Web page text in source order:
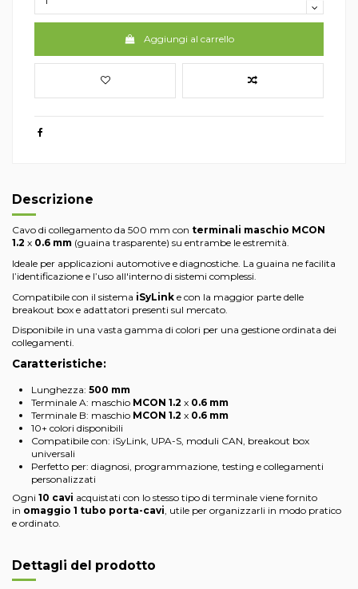
Aggiungi al carrello
Descrizione
Cavo di collegamento da 500 mm con terminali maschio MCON
1.2 x 0.6 mm (guaina trasparente) su entrambe le estremità.
Ideale per applicazioni automotive e diagnostiche. La guaina ne facilita
l’identificazione e l’uso all'interno di sistemi complessi.
Compatibile con il sistema iSyLink e con la maggior parte delle
breakout box e adattatori presenti sul mercato.
Disponibile in una vasta gamma di colori per una gestione ordinata dei
collegamenti.
Caratteristiche:
Lunghezza: 500 mm
Terminale A: maschio MCON 1.2 x 0.6 mm
Terminale B: maschio MCON 1.2 x 0.6 mm
10+ colori disponibili
Compatibile con: iSyLink, UPA-S, moduli CAN, breakout box
universali
Perfetto per: diagnosi, programmazione, testing e collegamenti
personalizzati
Ogni 10 cavi acquistati con lo stesso tipo di terminale viene fornito
in omaggio 1 tubo porta-cavi , utile per organizzarli in modo pratico
e ordinato.
Dettagli del prodotto